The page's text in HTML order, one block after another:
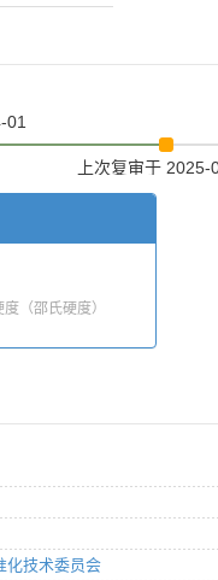
01
上次复审于 2025-
（邵氏硬度）
化技术委员会